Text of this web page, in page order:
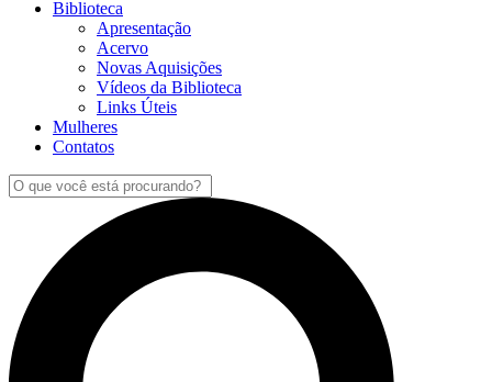
Biblioteca
Apresentação
Acervo
Novas Aquisições
Vídeos da Biblioteca
Links Úteis
Mulheres
Contatos